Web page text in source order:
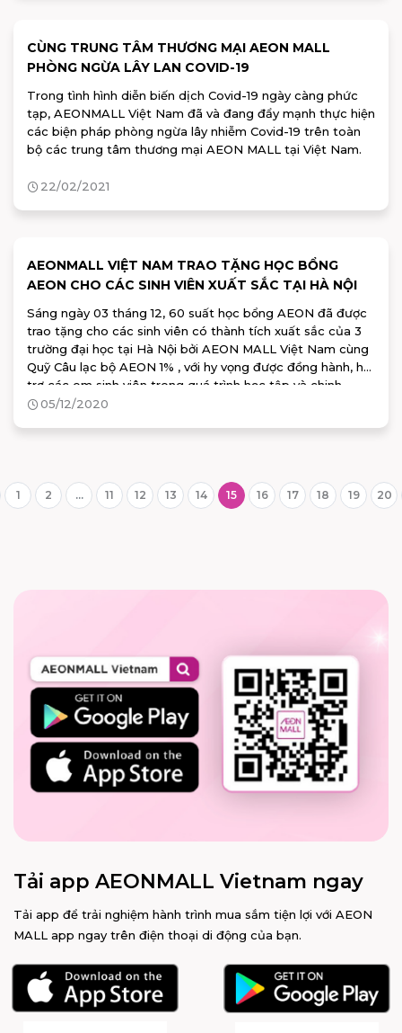
CÙNG TRUNG TÂM THƯƠNG MẠI AEON MALL
PHÒNG NGỪA LÂY LAN COVID-19
Trong tình hình diễn biến dịch Covid-19 ngày càng phức
tạp, AEONMALL Việt Nam đã và đang đẩy mạnh thực hiện
các biện pháp phòng ngừa lây nhiễm Covid-19 trên toàn
bộ các trung tâm thương mại AEON MALL tại Việt Nam.
22/02/2021
AEONMALL VIỆT NAM TRAO TẶNG HỌC BỔNG
AEON CHO CÁC SINH VIÊN XUẤT SẮC TẠI HÀ NỘI
Sáng ngày 03 tháng 12, 60 suất học bổng AEON đã được
trao tặng cho các sinh viên có thành tích xuất sắc của 3
trường đại học tại Hà Nội bởi AEON MALL Việt Nam cùng
Quỹ Câu lạc bộ AEON 1% , với hy vọng được đồng hành, hỗ
trợ các em sinh viên trong quá trình học tập và chinh
phục ước mơ.
05/12/2020
1 2 ... 11 12 13 14 15 16 17 18 19 20
Tải app AEONMALL Vietnam ngay
Tải app để trải nghiệm hành trình mua sắm tiện lợi với AEON
MALL app ngay trên điện thoại di động của bạn.